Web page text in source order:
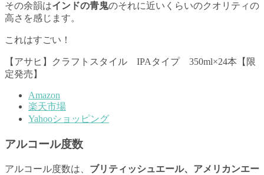
その余韻はインドの青鬼のそれに近いくらいのクオリティの
高さを感じます。
これはすごい！
【アサヒ】クラフトスタイル IPAタイプ 350ml×24本【限
定発売】
Amazon
楽天市場
Yahooショッピング
アルコール度数
アルコール度数は、 ブリティッシュエール、アメリカンエー